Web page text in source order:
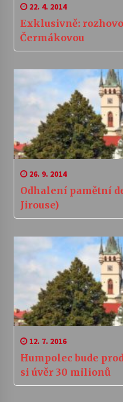
22. 4. 2014
Exklusivně:
Čermákovou
26. 9. 2014
Odhalení pamětní
Jirouse)
12. 7. 2016
Humpolec bude
si úvěr 30 milionů